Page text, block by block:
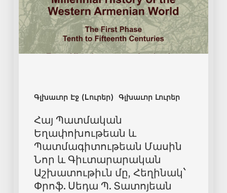
Գլխաւոր Էջ (Lուրեր) Գլխաւոր Լուրեր
Հայ Պատմական
Եղափոխութեան և
Պատմագիտութեան Մասին
Նոր և Գիւտարարական
Աշխատութիւն մը, Հեղինակ`
Փրոֆ. Սեդա Պ. Տատոյեան